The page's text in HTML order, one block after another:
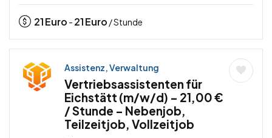
21Euro - 21Euro / Stunde
Assistenz, Verwaltung
Vertriebsassistenten für
Eichstätt (m/w/d) – 21,00 €
/ Stunde – Nebenjob,
Teilzeitjob, Vollzeitjob